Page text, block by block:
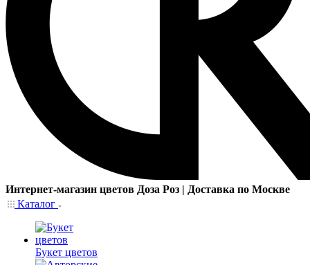
Интернет-магазин цветов Доза Роз | Доставка по Москве
Каталог
Букет цветов